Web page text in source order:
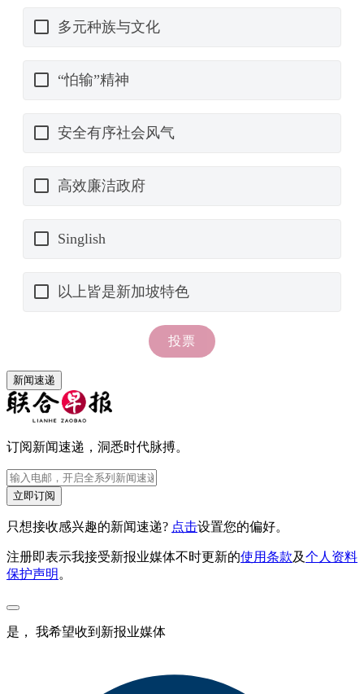
新闻速递
订阅新闻速递，洞悉时代脉搏。
立即订阅
只想接收感兴趣的新闻速递? 点击设置您的偏好。
注册即表示我接受新报业媒体不时更新的使用条款及个人资料
保护声明 。
是， 我希望收到新报业媒体